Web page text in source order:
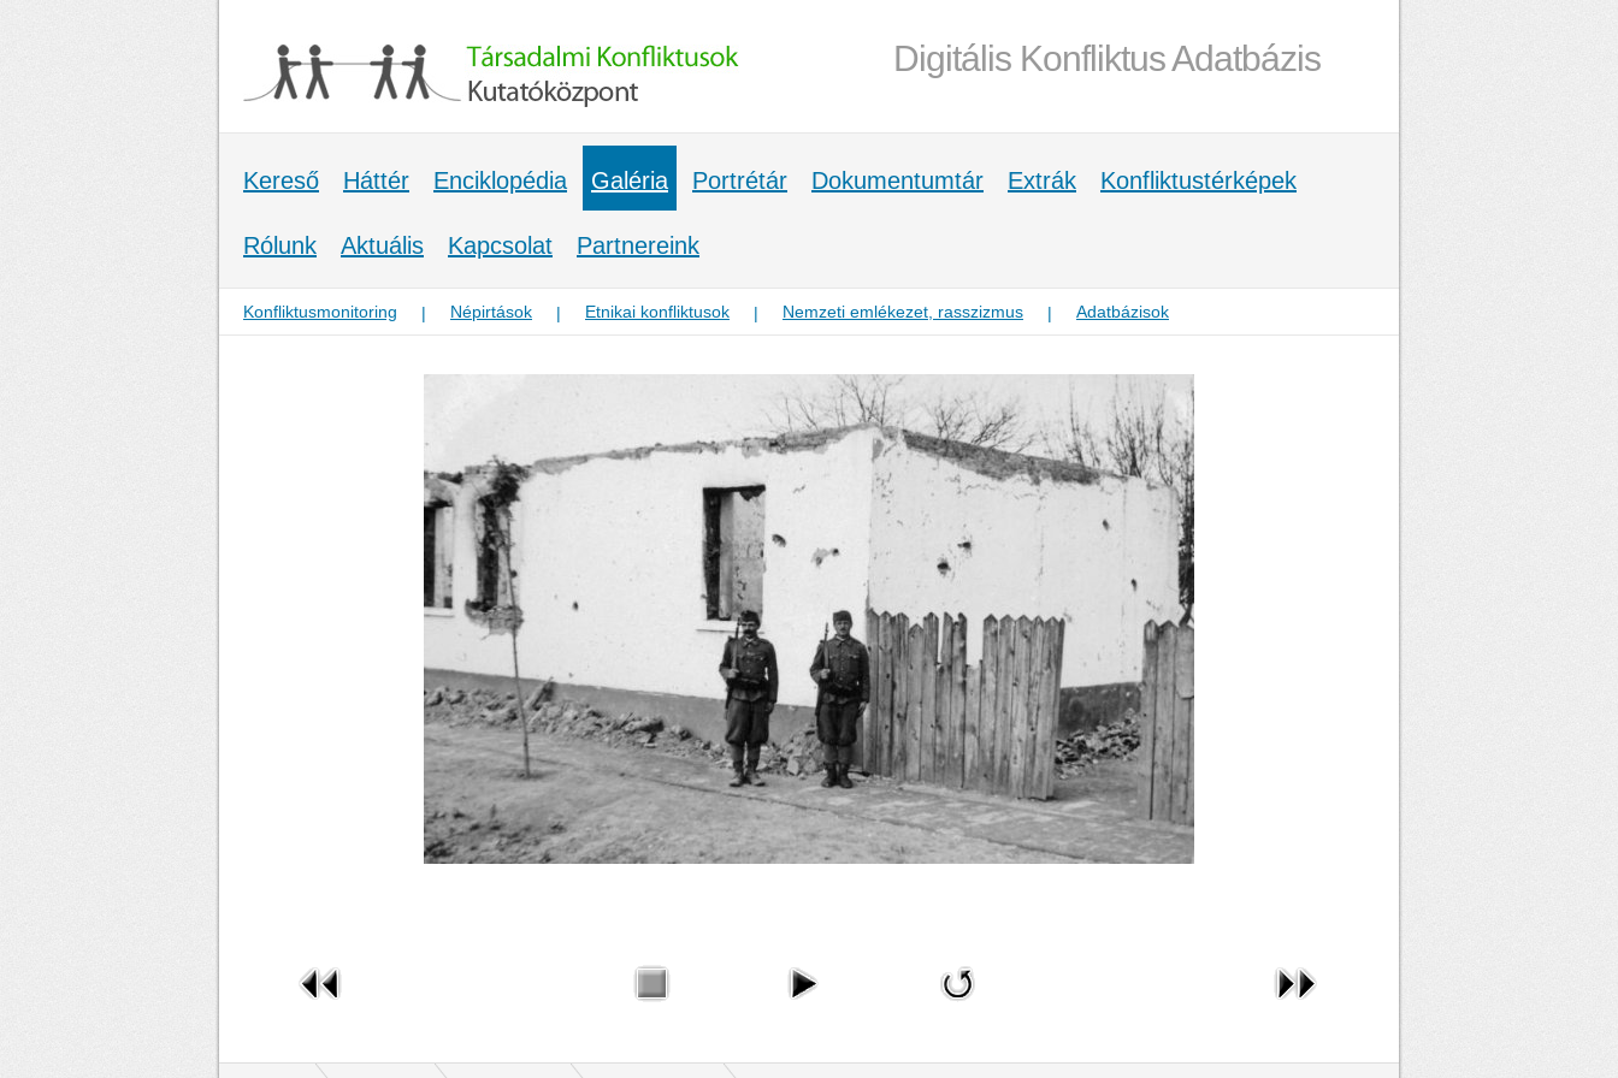
Digitális Konfliktus Adatbázis
Kereső Háttér Enciklopédia Galéria Portrétár Dokumentumtár Extrák Konfliktustérképek
Rólunk Aktuális Kapcsolat Partnereink
Konfliktusmonitoring | Népirtások | Etnikai konfliktusok | Nemzeti emlékezet, rasszizmus | Adatbázisok